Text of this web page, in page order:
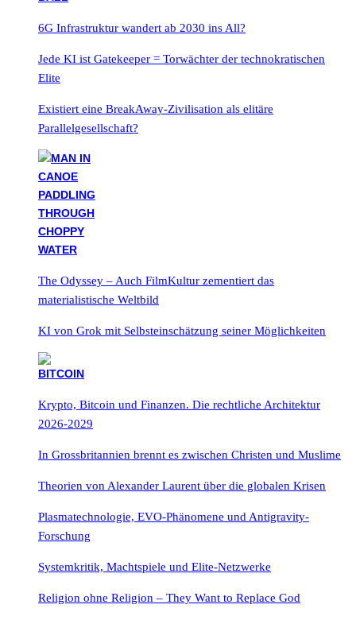
6G Infrastruktur wandert ab 2030 ins All?
Jede KI ist Gatekeeper = Torwächter der technokratischen
Elite
Existiert eine BreakAway-Zivilisation als elitäre
Parallelgesellschaft?
The Odyssey – Auch FilmKultur zementiert das
materialistische Weltbild
KI von Grok mit Selbsteinschätzung seiner Möglichkeiten
Krypto, Bitcoin und Finanzen. Die rechtliche Architektur
2026-2029
In Grossbritannien brennt es zwischen Christen und Muslime
Theorien von Alexander Laurent über die globalen Krisen
Plasmatechnologie, EVO-Phänomene und Antigravity-
Forschung
Systemkritik, Machtspiele und Elite-Netzwerke
Religion ohne Religion – They Want to Replace God